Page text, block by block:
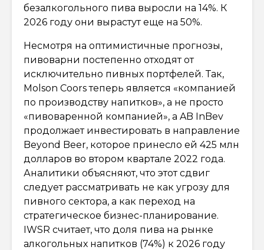
безалкогольного пива выросли на 14%. К
2026 году они вырастут еще на 50%.
Несмотря на оптимистичные прогнозы,
пивоварни постепенно отходят от
исключительно пивных портфелей. Так,
Molson Coors теперь является «компанией
по производству напитков», а не просто
«пивоваренной компанией», а AB InBev
продолжает инвестировать в направление
Beyond Beer, которое принесло ей 425 млн
долларов во втором квартале 2022 года.
Аналитики объясняют, что этот сдвиг
следует рассматривать не как угрозу для
пивного сектора, а как переход на
стратегическое бизнес-планирование.
IWSR считает, что доля пива на рынке
алкогольных напитков (74%) к 2026 году